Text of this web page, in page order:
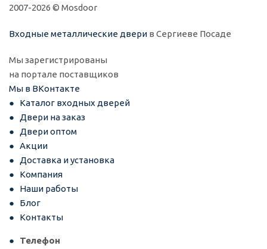
2007-2026 © Mosdoor
Входные металлические двери в Сергиеве Посаде
Мы зарегистрированы
на портале поставщиков
Мы в ВКонтакте
Каталог входных дверей
Двери на заказ
Двери оптом
Акции
Доставка и установка
Компания
Наши работы
Блог
Контакты
Телефон